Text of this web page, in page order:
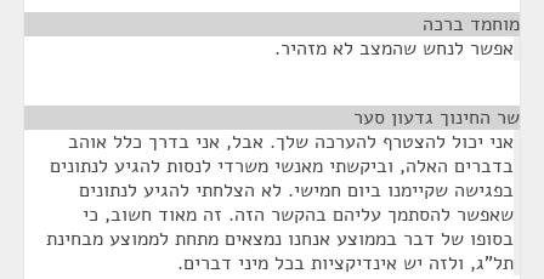
מוחמד ברכה
אפשר לנחש שהמצב לא מזהיר.
שר החינוך גדעון סער
אני יכול להצטרף להערכה שלך. אבל, אני בדרך כלל אוהב
בדברים האלה, וביקשתי מאנשי משרדי לנסות להגיע לנתונים
בפגישה שקיימנו ביום חמישי. לא הצלחתי להגיע לנתונים
שאפשר להסתמך עליהם בהקשר הזה. זה מאוד חשוב, כי
בסופו של דבר בממוצע אנחנו נמצאים מתחת לממוצע מבחינת
תל"ג, ולזה יש אינדיקציות בכל מיני דברים.